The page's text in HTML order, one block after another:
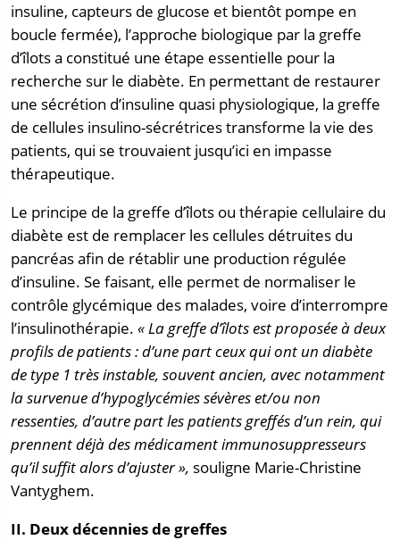
insuline, capteurs de glucose et bientôt pompe en
boucle fermée), l’approche biologique par la greffe
d’îlots a constitué une étape essentielle pour la
recherche sur le diabète. En permettant de restaurer
une sécrétion d’insuline quasi physiologique, la greffe
de cellules insulino-sécrétrices transforme la vie des
patients, qui se trouvaient jusqu’ici en impasse
thérapeutique.
Le principe de la greffe d’îlots ou thérapie cellulaire du
diabète est de remplacer les cellules détruites du
pancréas afin de rétablir une production régulée
d’insuline. Se faisant, elle permet de normaliser le
contrôle glycémique des malades, voire d’interrompre
l’insulinothérapie. « La greffe d’îlots est proposée à deux
profils de patients : d’une part ceux qui ont un diabète
de type 1 très instable, souvent ancien, avec notamment
la survenue d’hypoglycémies sévères et/ou non
ressenties, d’autre part les patientsgreffés d’un rein, qui
prennent déjà des médicament immunosuppresseurs
qu’il suffit alors d’ajuster », souligne Marie-Christine
Vantyghem.
II. Deux décennies de greffes